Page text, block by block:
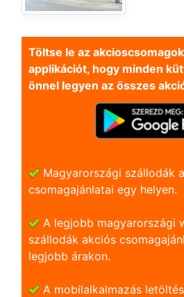
Töltse le az
applikációt, hogy minden
önnel legyen az összes
Magyarországi szállodák
csomagajánlatai egy helyen.
A legjobb magyarországi
szállodák akciós
legjobb árakon.
A mobilalkalmazás